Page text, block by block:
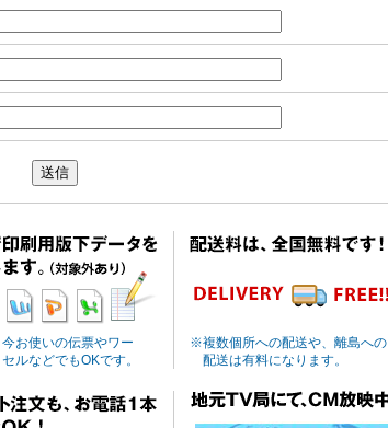
お使いの伝票やワー
ルなどでもOKです。
※複数個所への配送や、離島への
配送は有料になります。